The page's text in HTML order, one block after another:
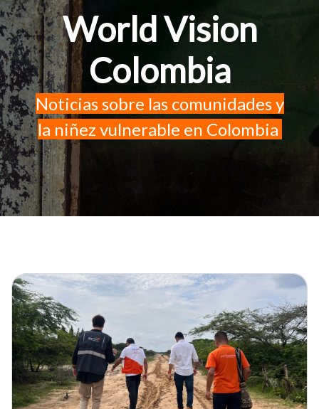
World Vision
Colombia
Noticias sobre las comunidades y
la niñez vulnerable en Colombia